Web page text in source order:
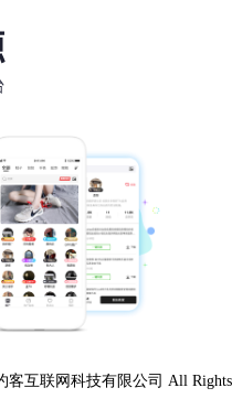
客互联网科技有限公司 All Rights